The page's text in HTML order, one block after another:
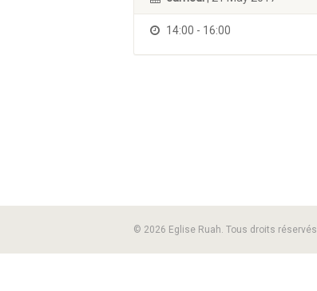
14:00 - 16:00
© 2026 Eglise Ruah. Tous droits réservés